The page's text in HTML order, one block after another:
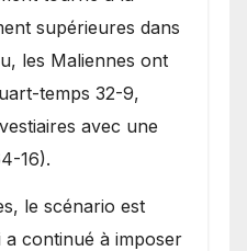
supérieures dans
les Maliennes ont
temps 32-9,
avec une
16).
le scénario est
a continué à imposer